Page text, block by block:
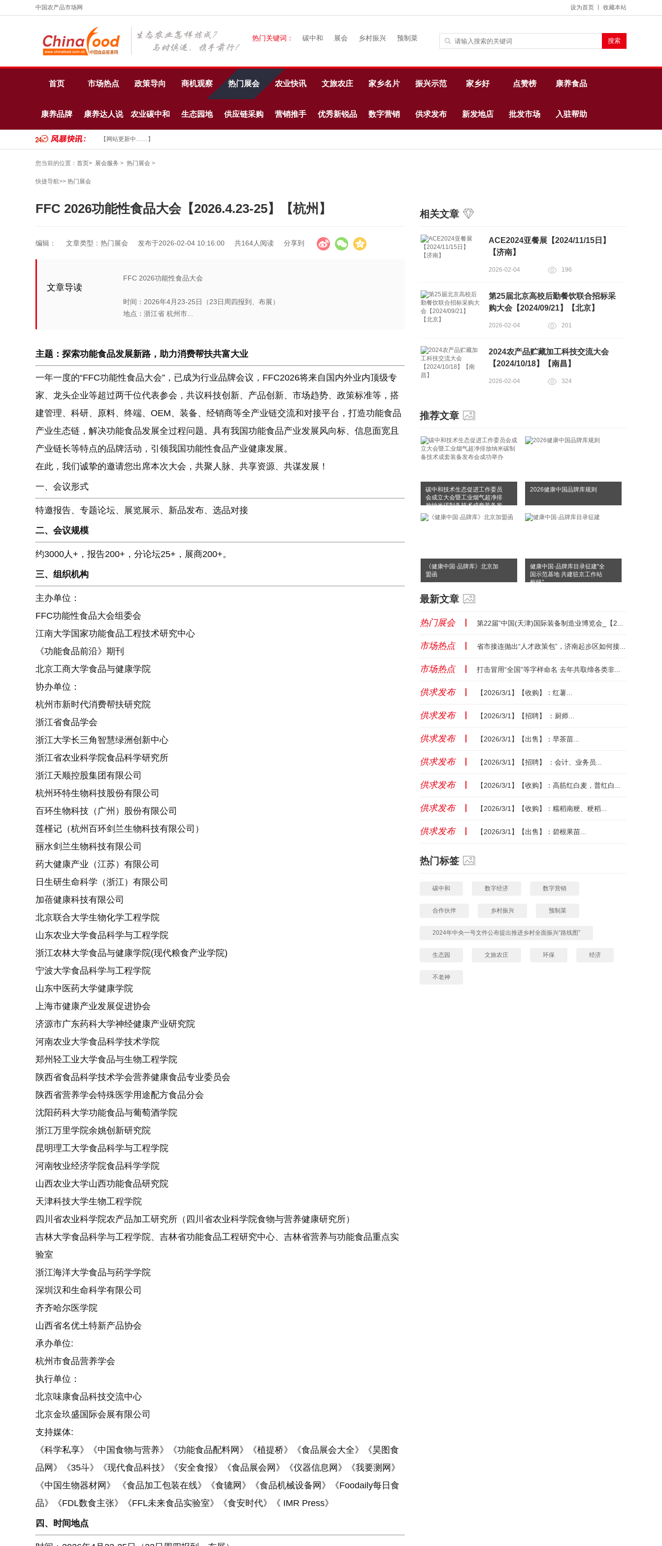
中国农产品市场网 设为首页 收藏本站
热门关键词： 碳中和 展会 乡村振兴 预制菜
首页 市场热点 政策导向 商机观察 热门展会 农业快讯 文旅农庄 家乡名片 振兴示范 家乡好 点赞榜 康养食品
康养品牌 康养达人说 农业碳中和 生态园地 供应链采购 营销推手 优秀新锐品 数字营销 供求发布 新发地店 批发市场 入驻帮助
【网站更新中……】
您当前的位置： 首页> 展会服务 > 热门展会 >
快捷导航>> 热门展会
FFC 2026功能性食品大会【2026.4.23-25】【杭州】
编辑： 文章类型：热门展会 发布于2026-02-04 10:16:00 共164人阅读 分享到
文章导读
FFC 2026功能性食品大会
时间：2026年4月23-25日（23日周四报到、布展）
地点：浙江省 杭州市...
主题：探索功能食品发展新路，助力消费帮扶共富大业
一年一度的“FFC功能性食品大会”，已成为行业品牌会议，FFC2026将来自国内外业内顶级专
家、龙头企业等超过两千位代表参会，共议科技创新、产品创新、市场趋势、政策标准等，搭
建管理、科研、原料、终端、OEM、装备、经销商等全产业链交流和对接平台，打造功能食品
产业生态链，解决功能食品发展全过程问题。具有我国功能食品产业发展风向标、信息面宽且
产业链长等特点的品牌活动，引领我国功能性食品产业健康发展。
在此，我们诚挚的邀请您出席本次大会，共聚人脉、共享资源、共谋发展！
一、会议形式
特邀报告、专题论坛、展览展示、新品发布、选品对接
二、会议规模
约3000人+，报告200+，分论坛25+，展商200+。
三、组织机构
主办单位：
FFC功能性食品大会组委会
江南大学国家功能食品工程技术研究中心
《功能食品前沿》期刊
北京工商大学食品与健康学院
协办单位：
杭州市新时代消费帮扶研究院
浙江省食品学会
浙江大学长三角智慧绿洲创新中心
浙江省农业科学院食品科学研究所
浙江天顺控股集团有限公司
杭州环特生物科技股份有限公司
百环生物科技（广州）股份有限公司
莲槿记（杭州百环剑兰生物科技有限公司）
丽水剑兰生物科技有限公司
药大健康产业（江苏）有限公司
日生研生命科学（浙江）有限公司
加蓓健康科技有限公司
北京联合大学生物化学工程学院
山东农业大学食品科学与工程学院
浙江农林大学食品与健康学院(现代粮食产业学院)
宁波大学食品科学与工程学院
山东中医药大学健康学院
上海市健康产业发展促进协会
济源市广东药科大学神经健康产业研究院
河南农业大学食品科学技术学院
郑州轻工业大学食品与生物工程学院
陕西省食品科学技术学会营养健康食品专业委员会
陕西省营养学会特殊医学用途配方食品分会
沈阳药科大学功能食品与葡萄酒学院
浙江万里学院余姚创新研究院
昆明理工大学食品科学与工程学院
河南牧业经济学院食品科学学院
山西农业大学山西功能食品研究院
天津科技大学生物工程学院
四川省农业科学院农产品加工研究所（四川省农业科学院食物与营养健康研究所）
吉林大学食品科学与工程学院、吉林省功能食品工程研究中心、吉林省营养与功能食品重点实
验室
浙江海洋大学食品与药学学院
深圳汉和生命科学有限公司
齐齐哈尔医学院
山西省名优土特新产品协会
承办单位:
杭州市食品营养学会
执行单位：
北京味康食品科技交流中心
北京金玖盛国际会展有限公司
支持媒体:
《科学私享》《中国食物与营养》《功能食品配料网》《植提桥》《食品展会大全》《昊图食
品网》《35斗》《现代食品科技》《安全食报》《食品展会网》《仪器信息网》《我要测网》
《中国生物器材网》 《食品加工包装在线》《食辘网》《食品机械设备网》《Foodaily每日食
品》《FDL数食主张》《FFL未来食品实验室》《食安时代》《 IMR Press》
四、时间地点
相关文章
ACE2024亚餐展【2024/11/15日】
【济南】
2026-02-04 196
第25届北京高校后勤餐饮联合招标采
购大会【2024/09/21】【北京】
2026-02-04 201
2024农产品贮藏加工科技交流大会
【2024/10/18】【南昌】
2026-02-04 324
推荐文章
碳中和技术生态促进工作委员
会成立大会暨工业烟气超净排
放纳米碳制备技术成套装备发
布会成功举办
2026健康中国品牌库规则
《健康中国·品牌库》北京加
盟函
健康中国·品牌库目录征建"全
国示范基地 共建驻京工作站
枢纽"
最新文章
热门展会 第22届“中国(天津)国际装备制造业博览会_【2026-03-18】_【天津】...
市场热点 省市接连抛出“人才政策包”，济南起步区如何接招？...
市场热点 打击冒用“全国”等字样命名 去年共取缔各类非法社会组织203个...
供求发布 【2026/3/1】【收购】：红薯...
供求发布 【2026/3/1】【招聘】 ：厨师...
供求发布 【2026/3/1】【出售】：早茶苗...
供求发布 【2026/3/1】【招聘】 ：会计、业务员...
供求发布 【2026/3/1】【收购】：高筋红白麦，普红白麦...
供求发布 【2026/3/1】【收购】：糯稻南粳、粳稻...
供求发布 【2026/3/1】【出售】：碧根果苗...
热门标签
碳中和 数字经济 数字营销
合作伙伴 乡村振兴 预制菜
2024年中央一号文件公布提出推进乡村全面振兴“路线图”
生态园 文旅农庄 环保 经济
不老神